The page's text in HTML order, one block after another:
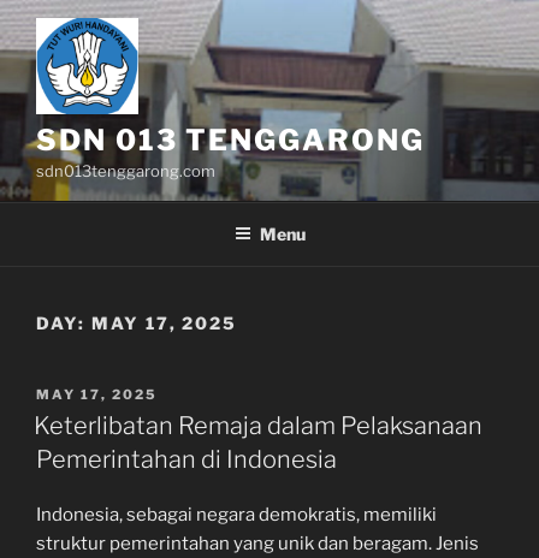
Skip
to
content
SDN 013 TENGGARONG
sdn013tenggarong.com
Menu
DAY: MAY 17, 2025
POSTED
ON
MAY 17, 2025
Keterlibatan Remaja dalam Pelaksanaan
Pemerintahan di Indonesia
Indonesia, sebagai negara demokratis, memiliki
struktur pemerintahan yang unik dan beragam. Jenis